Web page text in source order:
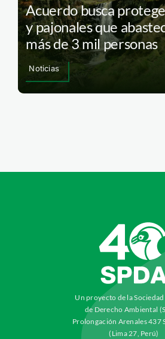
Acuerdo busca
y pajonales que
más de 3 mil personas
Noticias
Un proyecto de la
de Derecho Ambiental
Prolongación Arenales 437
(Lima 27, Perú)